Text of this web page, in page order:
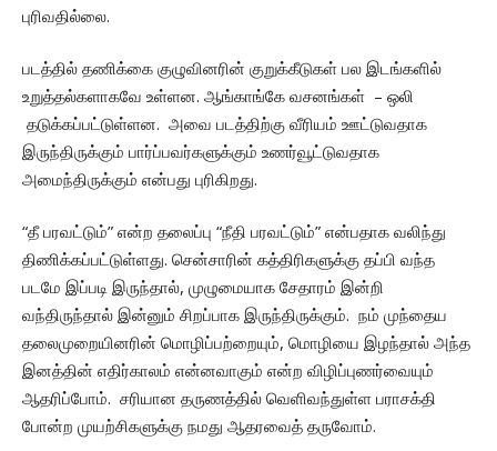
புரிவதில்லை.
படத்தில் தணிக்கை குழுவினரின் குறுக்கீடுகள் பல இடங்களில்
உறுத்தல்களாகவே உள்ளன. ஆங்காங்கே வசனங்கள் – ஒலி
தடுக்கப்பட்டுள்ளன. அவை படத்திற்கு வீரியம் ஊட்டுவதாக
இருந்திருக்கும் பார்ப்பவர்களுக்கும் உணர்வூட்டுவதாக
அமைந்திருக்கும் என்பது புரிகிறது.
“தீ பரவட்டும்” என்ற தலைப்பு “நீதி பரவட்டும்” என்பதாக வலிந்து
திணிக்கப்பட்டுள்ளது. சென்சாரின் கத்திரிகளுக்கு தப்பி வந்த
படமே இப்படி இருந்தால், முழுமையாக சேதாரம் இன்றி
வந்திருந்தால் இன்னும் சிறப்பாக இருந்திருக்கும். நம் முந்தைய
தலைமுறையினரின் மொழிப்பற்றையும், மொழியை இழந்தால் அந்த
இனத்தின் எதிர்காலம் என்னவாகும் என்ற விழிப்புணர்வையும்
ஆதரிப்போம். சரியான தருணத்தில் வெளிவந்துள்ள பராசக்தி
போன்ற முயற்சிகளுக்கு நமது ஆதரவைத் தருவோம்.